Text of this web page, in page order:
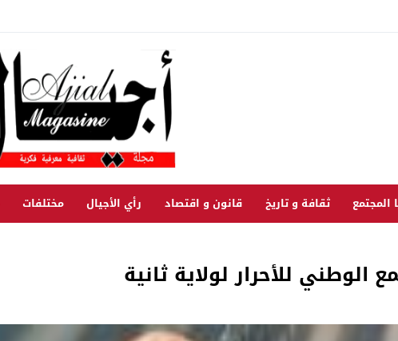
المجتمع ثقافة و تاريخ قانون و اقتصاد رأي الأجيال مختلفات
الوطني للأحرار لولاية ثانية